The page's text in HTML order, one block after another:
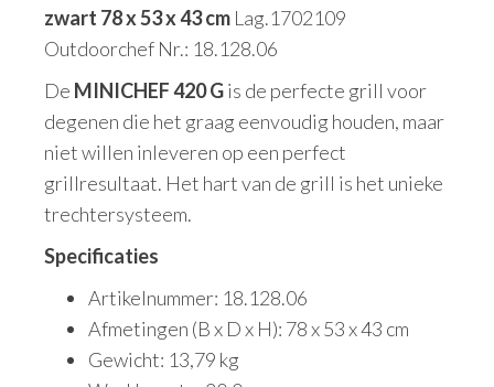
zwart 78 x 53 x 43 cm Lag.1702109
Outdoorchef Nr.: 18.128.06
De MINICHEF 420 Gis de perfecte grill voor
degenen die het graag eenvoudig houden, maar
niet willen inleveren op een perfect
grillresultaat. Het hart van de grill is het unieke
trechtersysteem.
Specificaties
Artikelnummer: 18.128.06
Afmetingen (B x D x H): 78 x 53 x 43 cm
Gewicht: 13,79 kg